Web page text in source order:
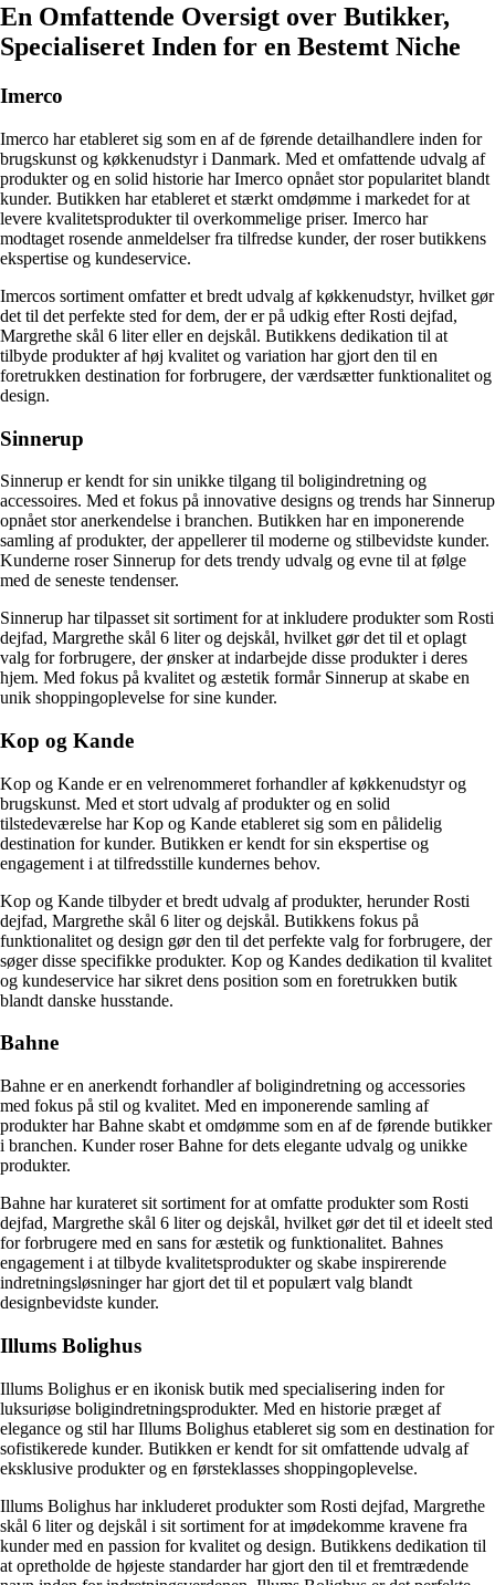
En Omfattende Oversigt over Butikker,
Specialiseret Inden for en Bestemt Niche
Imerco
Imerco har etableret sig som en af de førende detailhandlere inden for
brugskunst og køkkenudstyr i Danmark. Med et omfattende udvalg af
produkter og en solid historie har Imerco opnået stor popularitet blandt
kunder. Butikken har etableret et stærkt omdømme i markedet for at
levere kvalitetsprodukter til overkommelige priser. Imerco har
modtaget rosende anmeldelser fra tilfredse kunder, der roser butikkens
ekspertise og kundeservice.
Imercos sortiment omfatter et bredt udvalg af køkkenudstyr, hvilket gør
det til det perfekte sted for dem, der er på udkig efter Rosti dejfad,
Margrethe skål 6 liter eller en dejskål. Butikkens dedikation til at
tilbyde produkter af høj kvalitet og variation har gjort den til en
foretrukken destination for forbrugere, der værdsætter funktionalitet og
design.
Sinnerup
Sinnerup er kendt for sin unikke tilgang til boligindretning og
accessoires. Med et fokus på innovative designs og trends har Sinnerup
opnået stor anerkendelse i branchen. Butikken har en imponerende
samling af produkter, der appellerer til moderne og stilbevidste kunder.
Kunderne roser Sinnerup for dets trendy udvalg og evne til at følge
med de seneste tendenser.
Sinnerup har tilpasset sit sortiment for at inkludere produkter som Rosti
dejfad, Margrethe skål 6 liter og dejskål, hvilket gør det til et oplagt
valg for forbrugere, der ønsker at indarbejde disse produkter i deres
hjem. Med fokus på kvalitet og æstetik formår Sinnerup at skabe en
unik shoppingoplevelse for sine kunder.
Kop og Kande
Kop og Kande er en velrenommeret forhandler af køkkenudstyr og
brugskunst. Med et stort udvalg af produkter og en solid
tilstedeværelse har Kop og Kande etableret sig som en pålidelig
destination for kunder. Butikken er kendt for sin ekspertise og
engagement i at tilfredsstille kundernes behov.
Kop og Kande tilbyder et bredt udvalg af produkter, herunder Rosti
dejfad, Margrethe skål 6 liter og dejskål. Butikkens fokus på
funktionalitet og design gør den til det perfekte valg for forbrugere, der
søger disse specifikke produkter. Kop og Kandes dedikation til kvalitet
og kundeservice har sikret dens position som en foretrukken butik
blandt danske husstande.
Bahne
Bahne er en anerkendt forhandler af boligindretning og accessories
med fokus på stil og kvalitet. Med en imponerende samling af
produkter har Bahne skabt et omdømme som en af de førende butikker
i branchen. Kunder roser Bahne for dets elegante udvalg og unikke
produkter.
Bahne har kurateret sit sortiment for at omfatte produkter som Rosti
dejfad, Margrethe skål 6 liter og dejskål, hvilket gør det til et ideelt sted
for forbrugere med en sans for æstetik og funktionalitet. Bahnes
engagement i at tilbyde kvalitetsprodukter og skabe inspirerende
indretningsløsninger har gjort det til et populært valg blandt
designbevidste kunder.
Illums Bolighus
Illums Bolighus er en ikonisk butik med specialisering inden for
luksuriøse boligindretningsprodukter. Med en historie præget af
elegance og stil har Illums Bolighus etableret sig som en destination for
sofistikerede kunder. Butikken er kendt for sit omfattende udvalg af
eksklusive produkter og en førsteklasses shoppingoplevelse.
Illums Bolighus har inkluderet produkter som Rosti dejfad, Margrethe
skål 6 liter og dejskål i sit sortiment for at imødekomme kravene fra
kunder med en passion for kvalitet og design. Butikkens dedikation til
at opretholde de højeste standarder har gjort den til et fremtrædende